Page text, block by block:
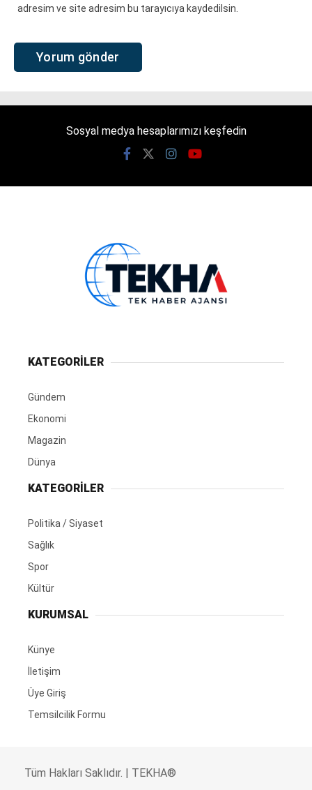
adresim ve site adresim bu tarayıcıya kaydedilsin.
Sosyal medya hesaplarımızı keşfedin
KATEGORİLER
Gündem
Ekonomi
Magazin
Dünya
KATEGORİLER
Politika / Siyaset
Sağlık
Spor
Kültür
KURUMSAL
Künye
İletişim
Üye Giriş
Temsilcilik Formu
Tüm Hakları Saklıdır. | TEKHA®